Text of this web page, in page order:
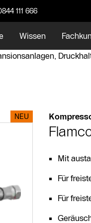
111 666
Wissen
NEU
Mit
Für
Für